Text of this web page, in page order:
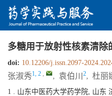
多糖用于放射性核素清除
doi: 10.12206/j.issn.2097-
张淑秀1, 2 , , 袁伯川 2, 杜丽
1 . 山东中医药大学药学院, 山东